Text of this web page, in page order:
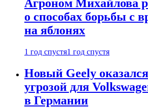
Агроном Михайлова
о способах борьбы с
на яблонях
1 год спустя1 год спустя
Новый Geely
угрозой для
в Германии